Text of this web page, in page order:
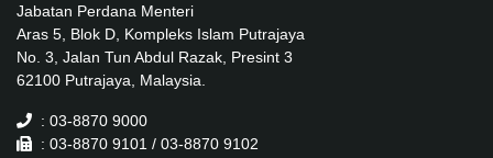
Jabatan Perdana Menteri
Aras 5, Blok D, Kompleks Islam Putrajaya
No. 3, Jalan Tun Abdul Razak, Presint 3
62100 Putrajaya, Malaysia.
: 03-8870 9000
: 03-8870 9101 / 03-8870 9102